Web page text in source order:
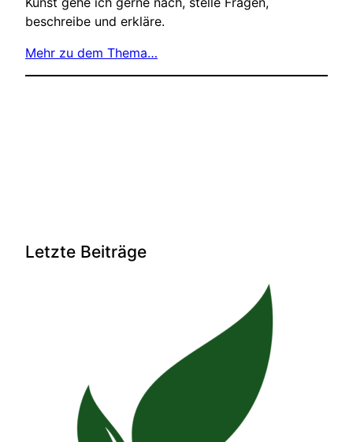
beschreibe und erkläre.
Mehr zu dem Thema…
Letzte Beiträge